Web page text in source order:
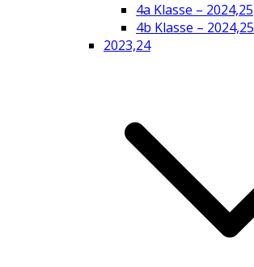
4a Klasse – 2024,25
4b Klasse – 2024,25
2023,24